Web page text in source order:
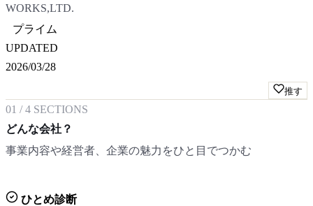
WORKS,LTD.
プライム
UPDATED
2026/03/28
推す
01 /4 SECTIONS
どんな会社？
事業内容や経営者、企業の魅力をひと目でつかむ
ひとめ診断